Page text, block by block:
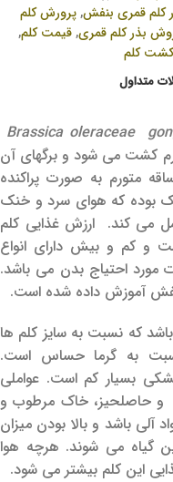
کلم قمری بنفش,پرورش کلم
بذر کلم قمری,قیمت کلم,
کشت کلم
متداول
کشت می شود و برگهای آن
متورم به صورت پراکنده
بوده که هوای سرد و خنک
می کند. ارزش غذایی کلم
و کم و بیش دارای انواع
مورد احتیاج بدن می باشد.
آموزش داده شده است.
که نسبت به سایز کلم ها
به گرما حساس است.
بسیار کم است. عواملی
و حاصلحیز، خاک مرطوب و
باشد و بالا بودن میزان
گیاه می شوند. هرچه هوا
این کلم بیشتر می شود.